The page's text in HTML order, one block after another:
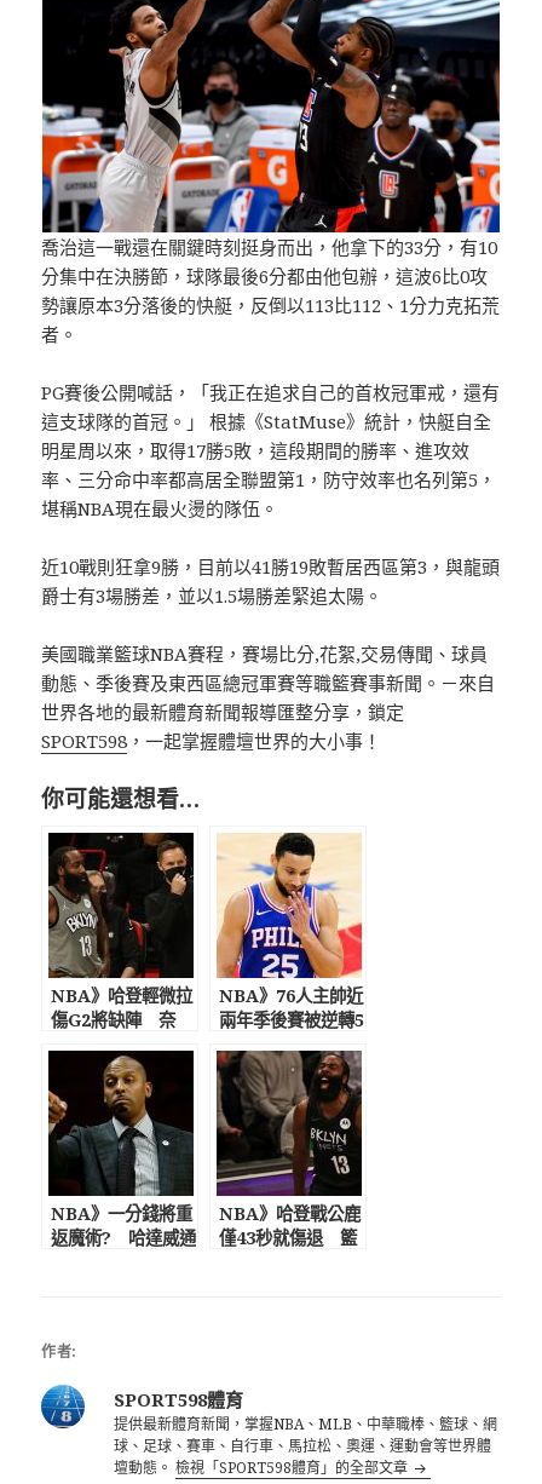
喬治這一戰還在關鍵時刻挺身而出，他拿下的33分，有10
分集中在決勝節，球隊最後6分都由他包辦，這波6比0攻
勢讓原本3分落後的快艇，反倒以113比112、1分力克拓荒
者。
PG賽後公開喊話，「我正在追求自己的首枚冠軍戒，還有
這支球隊的首冠。」 根據《StatMuse》統計，快艇自全
明星周以來，取得17勝5敗，這段期間的勝率、進攻效
率、三分命中率都高居全聯盟第1，防守效率也名列第5，
堪稱NBA現在最火燙的隊伍。
近10戰則狂拿9勝，目前以41勝19敗暫居西區第3，與龍頭
爵士有3場勝差，並以1.5場勝差緊追太陽。
美國職業籃球NBA賽程，賽場比分,花絮,交易傳聞、球員
動態、季後賽及東西區總冠軍賽等職籃賽事新聞。－來自
世界各地的最新體育新聞報導匯整分享，鎖定
SPORT598 ，一起掌握體壇世界的大小事！
你可能還想看…
NBA》哈登輕微拉
傷G2將缺陣 奈
想保護他
NBA》76人主帥近
兩年季後賽被逆轉5
爛球迷貼尋人啟示
諷刺
NBA》一分錢將重
返魔術? 哈達威通
NBA》哈登戰公鹿
僅43秒就傷退 籃
作者:
SPORT598體育
提供最新體育新聞，掌握NBA、MLB、中華職棒、籃球、網
球、足球、賽車、自行車、馬拉松、奧運、運動會等世界體
壇動態。檢視「SPORT598體育」的全部文章